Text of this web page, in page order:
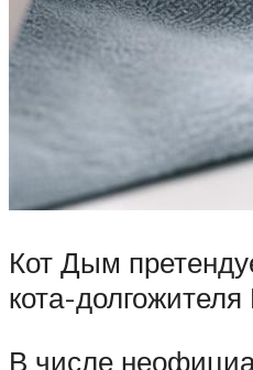
Кот Дым
кота-долгожителя
В числе